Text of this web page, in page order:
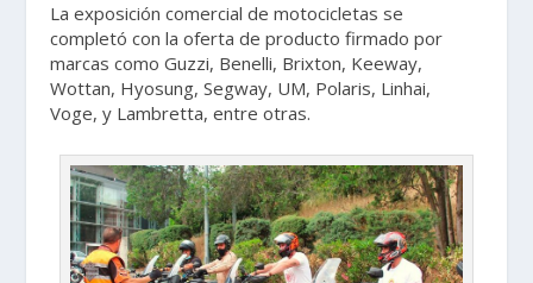
La exposición comercial de motocicletas se
completó con la oferta de producto firmado por
marcas como Guzzi, Benelli, Brixton, Keeway,
Wottan, Hyosung, Segway, UM, Polaris, Linhai,
Voge, y Lambretta, entre otras.